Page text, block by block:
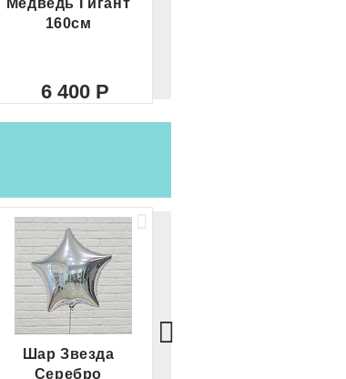
Медведь Гигант
160см
6 400
Шар Звезда
Серебро